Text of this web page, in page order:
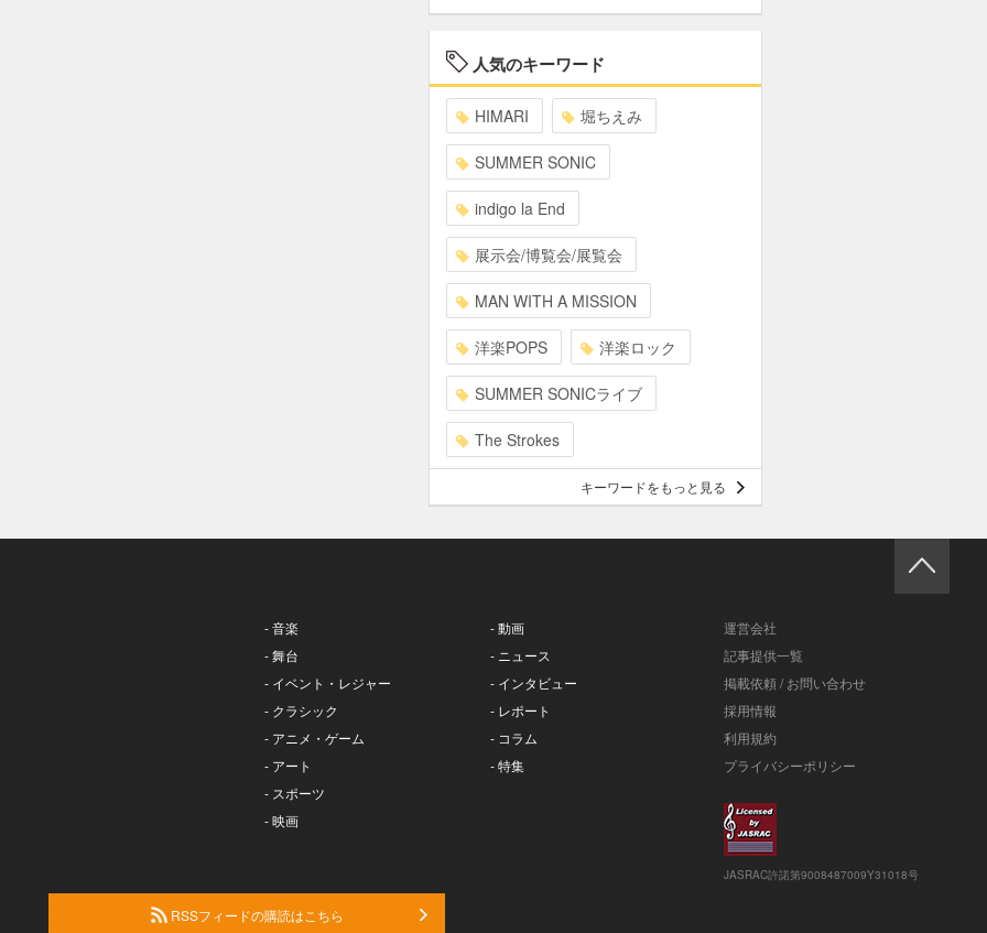
人気のキーワード
HIMARI 堀ちえみ
SUMMER SONIC
indigo la End
展示会/博覧会/展覧会
MAN WITH A MISSION
洋楽POPS 洋楽ロック
SUMMER SONICライブ
The Strokes
キーワードをもっと見る
- 音楽
- 舞台
- イベント・レジャー
- クラシック
- アニメ・ゲーム
- アート
- スポーツ
- 映画
- 動画
- ニュース
- インタビュー
- レポート
- コラム
- 特集
運営会社
記事提供一覧
掲載依頼 / お問い合わせ
採用情報
利用規約
プライバシーポリシー
JASRAC許諾第9008487009Y31018号
RSSフィードの購読はこちら